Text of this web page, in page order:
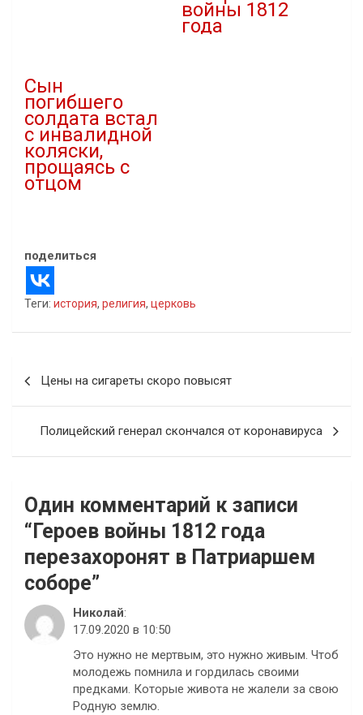
войны 1812
года
Сын
погибшего
солдата встал
с инвалидной
коляски,
прощаясь с
отцом
поделиться
Теги: история, религия, церковь
записям
Цены на сигареты скоро повысят
Полицейский генерал скончался от коронавируса
Один комментарий к записи
“ Героев войны 1812 года
перезахоронят в Патриаршем
соборе”
Николай:
17.09.2020 в 10:50
Это нужно не мертвым, это нужно живым. Чтоб
молодежь помнила и гордилась своими
предками. Которые живота не жалели за свою
Родную землю.